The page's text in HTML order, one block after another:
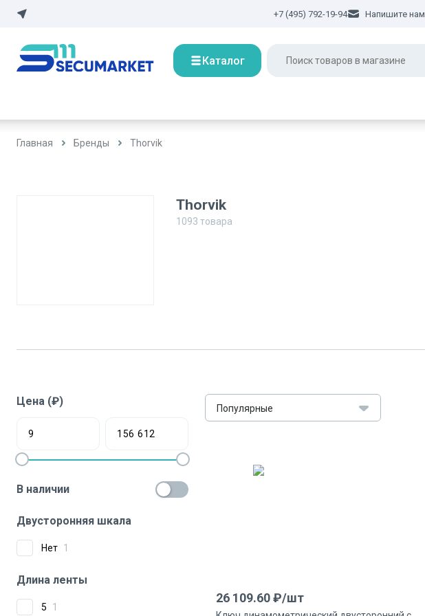
+7 (495) 792-19-94 Напишите нам
Каталог
Главная Бренды Thorvik
Thorvik
1093 товара
Цена (₽)
В наличии
Двусторонняя шкала
Нет 1
Длина ленты
5 1
Популярные
26 109.60₽/шт